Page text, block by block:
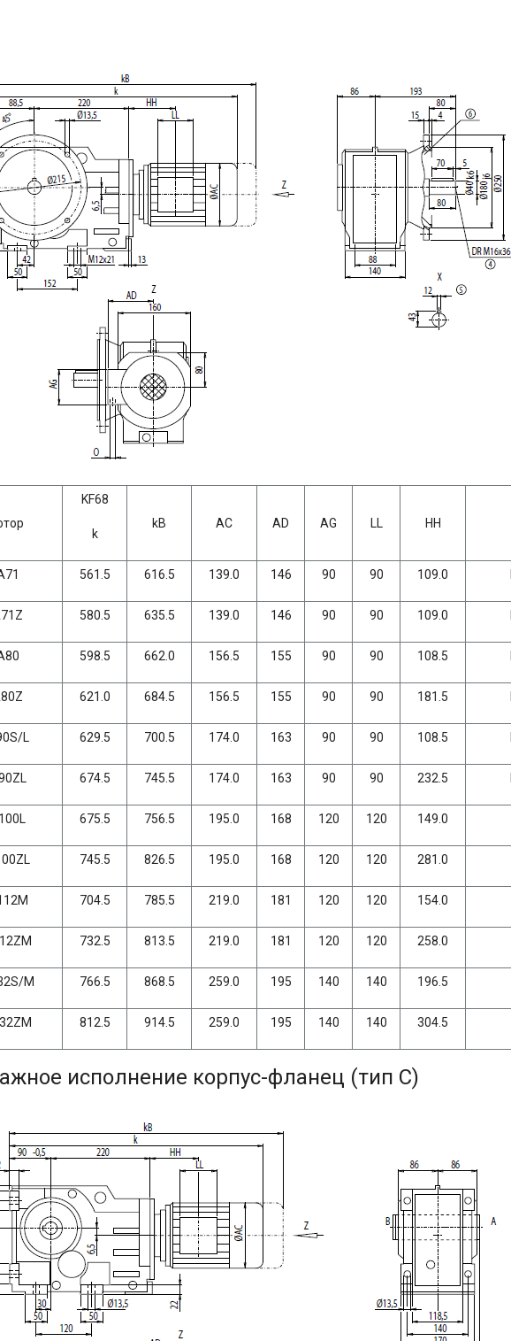
KF68
k
kB AC AD AG LL HH
561.5 616.5 139.0 146 90 90 109.0
580.5 635.5 139.0 146 90 90 109.0
598.5 662.0 156.5 155 90 90 108.5
621.0 684.5 156.5 155 90 90 181.5
L 629.5 700.5 174.0 163 90 90 108.5
674.5 745.5 174.0 163 90 90 232.5
675.5 756.5 195.0 168 120 120 149.0
745.5 826.5 195.0 168 120 120 281.0
704.5 785.5 219.0 181 120 120 154.0
732.5 813.5 219.0 181 120 120 258.0
M 766.5 868.5 259.0 195 140 140 196.5
812.5 914.5 259.0 195 140 140 304.5
исполнение корпус-фланец (тип C)